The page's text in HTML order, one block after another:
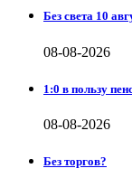
Без света 10
08-08-2026
1:0 в пользу
08-08-2026
Без торгов?